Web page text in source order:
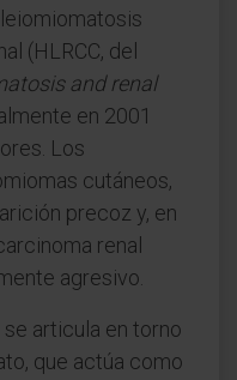
(HLRCC, del
and renal
en 2001
Los
cutáneos,
precoz y, en
renal
agresivo.
articula en torno
que actúa como